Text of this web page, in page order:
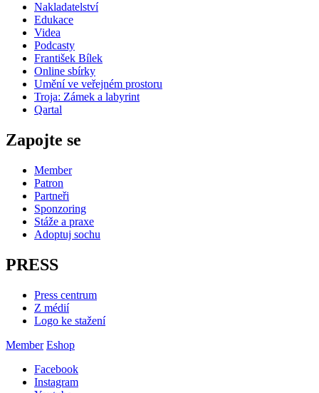
Nakladatelství
Edukace
Videa
Podcasty
František Bílek
Online sbírky
Umění ve veřejném prostoru
Troja: Zámek a labyrint
Qartal
Zapojte se
Member
Patron
Partneři
Sponzoring
Stáže a praxe
Adoptuj sochu
PRESS
Press centrum
Z médií
Logo ke stažení
Member Eshop
Facebook
Instagram